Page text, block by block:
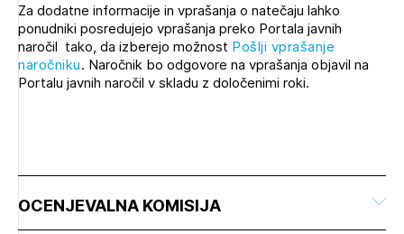
Za dodatne informacije in vprašanja o natečaju lahko
ponudniki posredujejo vprašanja preko Portala javnih
naročil tako, da izberejo možnost Pošlji vprašanje
naročniku. Naročnik bo odgovore na vprašanja objavil na
Portalu javnih naročil v skladu z določenimi roki.
OCENJEVALNA KOMISIJA